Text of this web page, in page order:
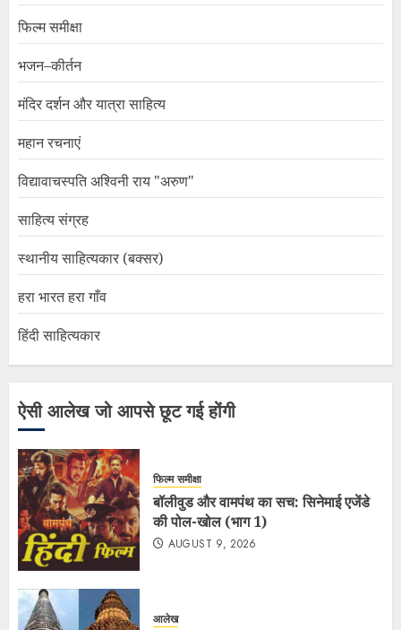
फिल्म समीक्षा
भजन–कीर्तन
मंदिर दर्शन और यात्रा साहित्य
महान रचनाएं
विद्यावाचस्पति अश्विनी राय "अरुण"
साहित्य संग्रह
स्थानीय साहित्यकार (बक्सर)
हरा भारत हरा गाँव
हिंदी साहित्यकार
ऐसी आलेख जो आपसे छूट गई होंगी
फिल्म समीक्षा
बॉलीवुड और वामपंथ का सच: सिनेमाई एजेंडे
की पोल-खोल (भाग 1)
AUGUST 9, 2026
आलेख